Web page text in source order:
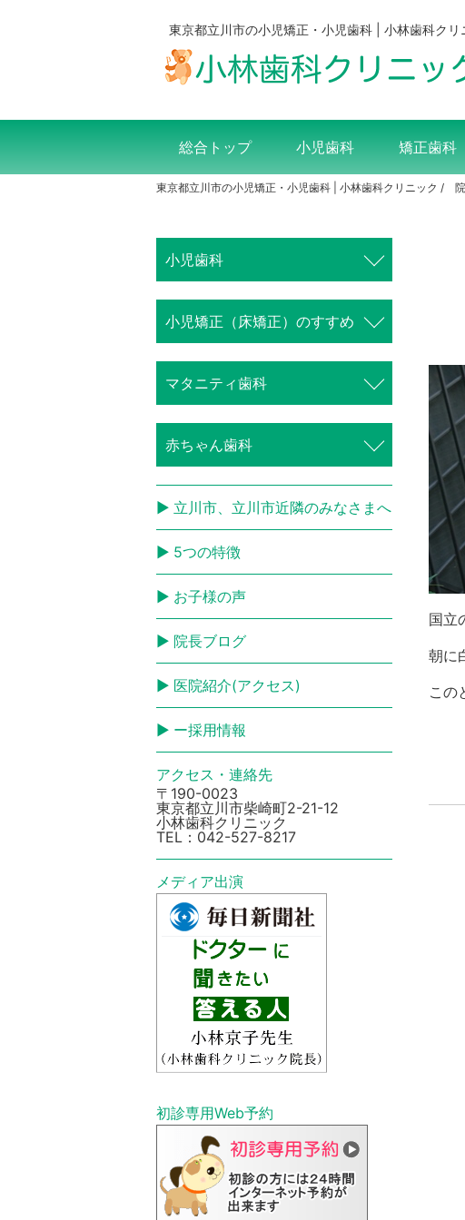
東京都立川市の小児矯正・小児歯科 | 小林歯科クリ
総合トップ 小児歯科 矯正歯科
東京都立川市の小児矯正・小児歯科 | 小林歯科クリニック
国立
朝に
この
小児歯科
⼩児矯正（床矯正）のすすめ
マタニティ歯科
赤ちゃん歯科
立川市、立川市近隣のみなさまへ
5つの特徴
お子様の声
院長ブログ
医院紹介(アクセス)
ー採用情報
アクセス・連絡先
〒190-0023
東京都立川市柴崎町2-21-12
小林歯科クリニック
TEL： 042-527-8217
メディア出演
初診専⽤Web予約